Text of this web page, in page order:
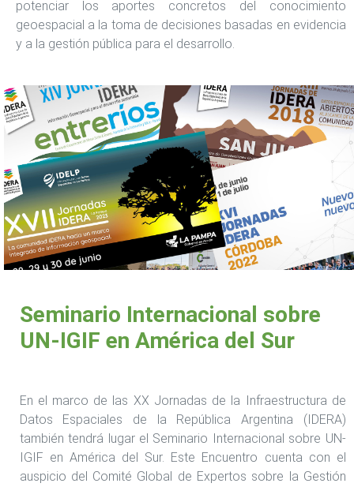
potenciar los aportes concretos del conocimiento
geoespacial a la toma de decisiones basadas en evidencia
y a la gestión pública para el desarrollo.
Seminario Internacional sobre
UN-IGIF en América del Sur
En el marco de las XX Jornadas de la Infraestructura de
Datos Espaciales de la República Argentina (IDERA)
también tendrá lugar el Seminario Internacional sobre UN-
IGIF en América del Sur. Este Encuentro cuenta con el
auspicio del Comité Global de Expertos sobre la Gestión